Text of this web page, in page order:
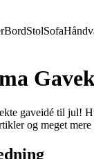
BordStolSofa
gaveidé til jul!
og meget mere